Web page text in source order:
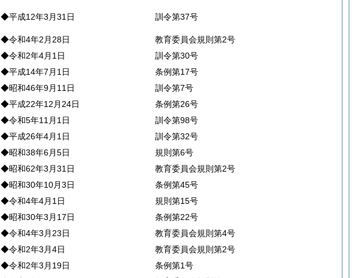
◆平成12年3月31日 訓令第37号
◆令和4年2月28日
教育委員会規則第2号
◆令和2年4月1日
訓令第30号
◆平成14年7月1日
条例第17号
◆昭和46年9月11日
訓令第7号
◆平成22年12月24日
条例第26号
◆令和5年11月1日
訓令第98号
◆平成26年4月1日
訓令第32号
◆昭和38年6月5日
規則第6号
◆昭和62年3月31日
教育委員会規則第2号
◆昭和30年10月3日
条例第45号
◆令和4年4月1日
規則第15号
◆昭和30年3月17日
条例第22号
◆令和4年3月23日
教育委員会規則第4号
◆令和2年3月4日
教育委員会規則第2号
◆令和2年3月19日
条例第1号